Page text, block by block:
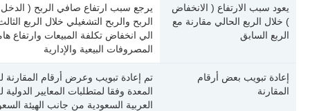
يعود سبب الارتفاع ( الانخفاض
) خلال الربع الحالي مقارنة مع
الربع السابق
يرجع سبب ارتفاع صافي الربح (
الي انخفاض تكلفة المبيعات وارتفاع
المصروفات البيعية والإدارية
إعادة تبويب بعض أرقام
المقارنة
المعدة وفقا لمتطلبات المعايير
العربية السعودية من جانب الهيئة